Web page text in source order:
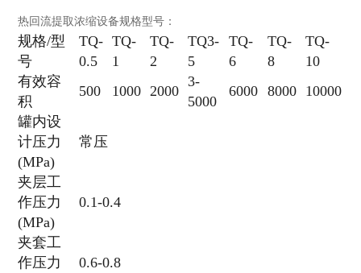
热回流提取浓缩设备规格型号：
规格/型
号
TQ-
0.5
TQ-
1
TQ-
2
TQ3-
5
TQ-
6
TQ-
8
TQ-
10
有效容
积
500 1000 2000
3-
5000
6000 8000
10000
罐内设
计压力
(MPa)
常压
夹层工
作压力
(MPa)
0.1-0.4
夹套工
作压力
0.6-0.8